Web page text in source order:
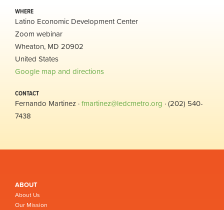
WHERE
Latino Economic Development Center
Zoom webinar
Wheaton, MD 20902
United States
Google map and directions
CONTACT
Fernando Martinez ·fmartinez@ledcmetro.org · (202) 540-
7438
ABOUT
About Us
Our Mission